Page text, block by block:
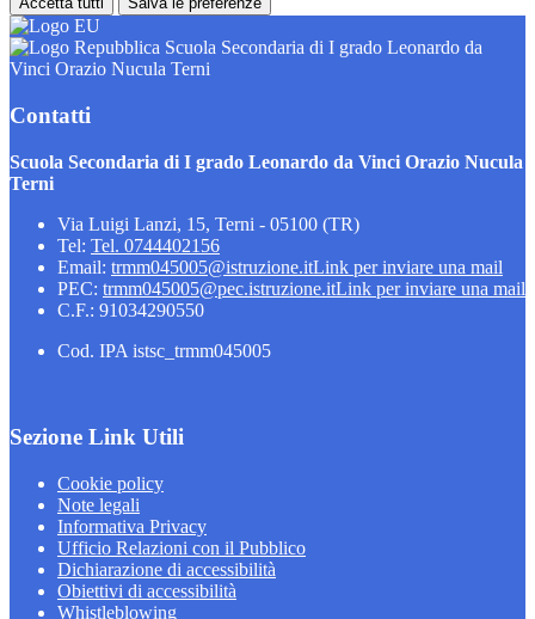
Scuola Secondaria di I grado Leonardo da
Vinci Orazio Nucula Terni
Contatti
Scuola Secondaria di I grado Leonardo da Vinci Orazio Nucula
Terni
Via Luigi Lanzi, 15, Terni - 05100 (TR)
Tel: Tel. 0744402156
Email: trmm045005@istruzione.itLink per inviare una mail
PEC: trmm045005@pec.istruzione.itLink per inviare una mail
C.F.: 91034290550
Cod. IPA istsc_trmm045005
Sezione Link Utili
Cookie policy
Note legali
Informativa Privacy
Ufficio Relazioni con il Pubblico
Dichiarazione di accessibilità
Obiettivi di accessibilità
Whistleblowing